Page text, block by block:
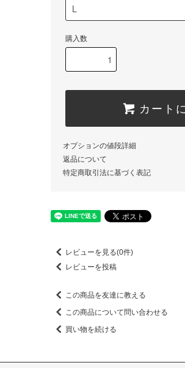
購入数
カート
オプションの値段詳細
返品について
特定商取引法に基づく表記
レビューを見る(0件)
レビューを投稿
この商品を友達に教える
この商品について問い合わせる
買い物を続ける